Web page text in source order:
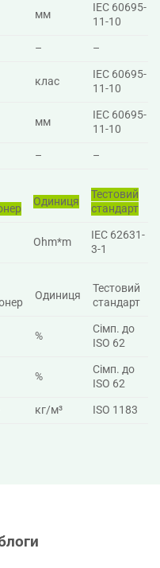
мм
IEC 60695-
11-10
–
–
клас
IEC 60695-
11-10
мм
IEC 60695-
11-10
– –
Одиниця
Тестовий
стандарт
Ohm*m
IEC 62631-
3-1
Одиниця
Тестовий
стандарт
%
Сімп. до
ISO 62
%
Сімп. до
ISO 62
кг/м³ ISO 1183